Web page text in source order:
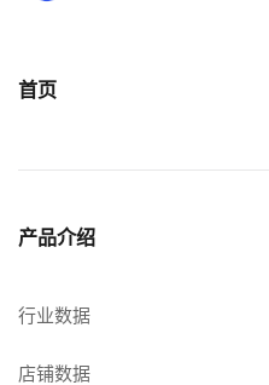
首页
产品介绍
行业数据
店铺数据